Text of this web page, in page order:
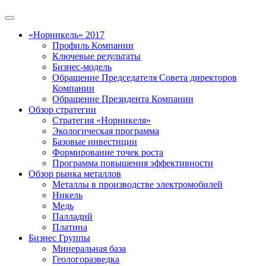
«Норникель» 2017
Профиль Компании
Ключевые результаты
Бизнес-модель
Обращение Председателя Совета директоров
Компании
Обращение Президента Компании
Обзор стратегии
Стратегия «Норникеля»
Экологическая программа
Базовые инвестиции
Формирование точек роста
Программа повышения эффективности
Обзор рынка металлов
Металлы в производстве электромобилей
Никель
Медь
Палладий
Платина
Бизнес Группы
Минеральная база
Геологоразведка